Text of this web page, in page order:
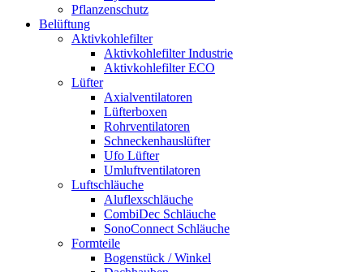
Pflanzenschutz
Belüftung
Aktivkohlefilter
Aktivkohlefilter Industrie
Aktivkohlefilter ECO
Lüfter
Axialventilatoren
Lüfterboxen
Rohrventilatoren
Schneckenhauslüfter
Ufo Lüfter
Umluftventilatoren
Luftschläuche
Aluflexschläuche
CombiDec Schläuche
SonoConnect Schläuche
Formteile
Bogenstück / Winkel